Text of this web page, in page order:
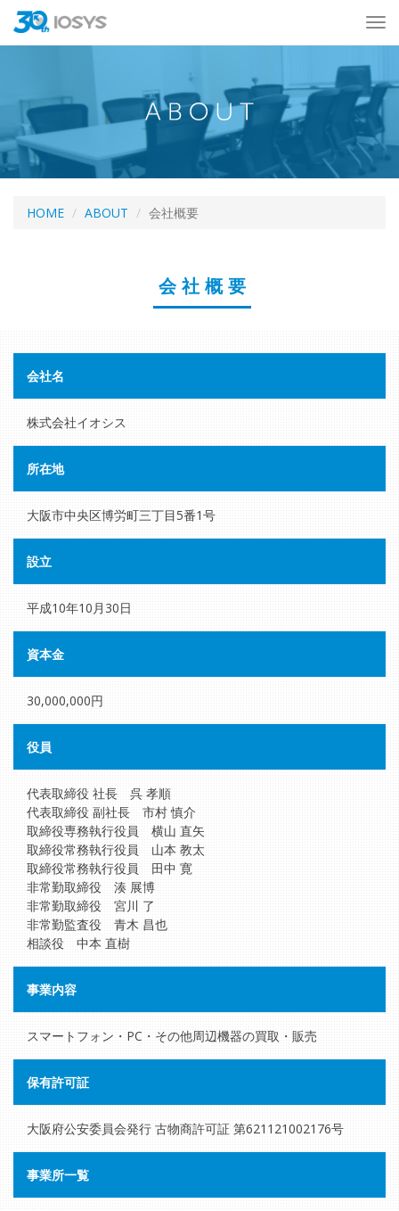
HOME ABOUT 会社概要
会社概要
会社名
株式会社イオシス
所在地
大阪市中央区博労町三丁目5番1号
設立
平成10年10月30日
資本金
30,000,000円
役員
代表取締役 社長 呉 孝順
代表取締役 副社長 市村 慎介
取締役専務執行役員 横山 直矢
取締役常務執行役員 山本 教太
取締役常務執行役員 田中 寛
非常勤取締役 湊 展博
非常勤取締役 宮川 了
非常勤監査役 青木 昌也
相談役 中本 直樹
事業内容
スマートフォン・PC・その他周辺機器の買取・販売
保有許可証
大阪府公安委員会発行 古物商許可証 第621121002176号
事業所一覧